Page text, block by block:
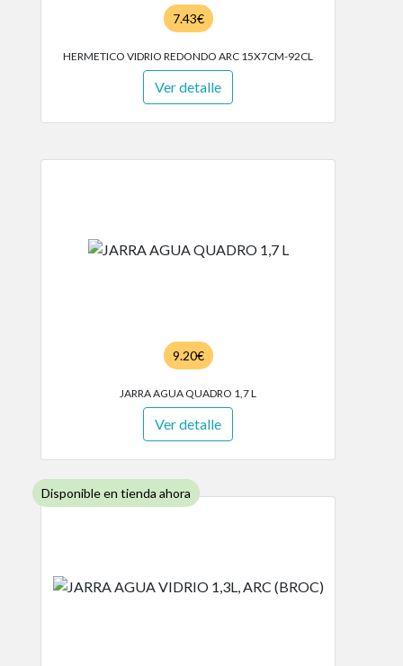
7.43€
HERMETICO VIDRIO REDONDO ARC 15X7CM-92CL
Ver detalle
9.20€
JARRA AGUA QUADRO 1,7 L
Ver detalle
Disponible en tienda ahora